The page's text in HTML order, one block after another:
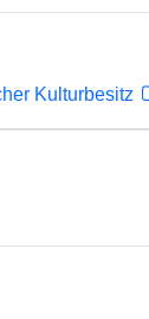
Kulturbesitz